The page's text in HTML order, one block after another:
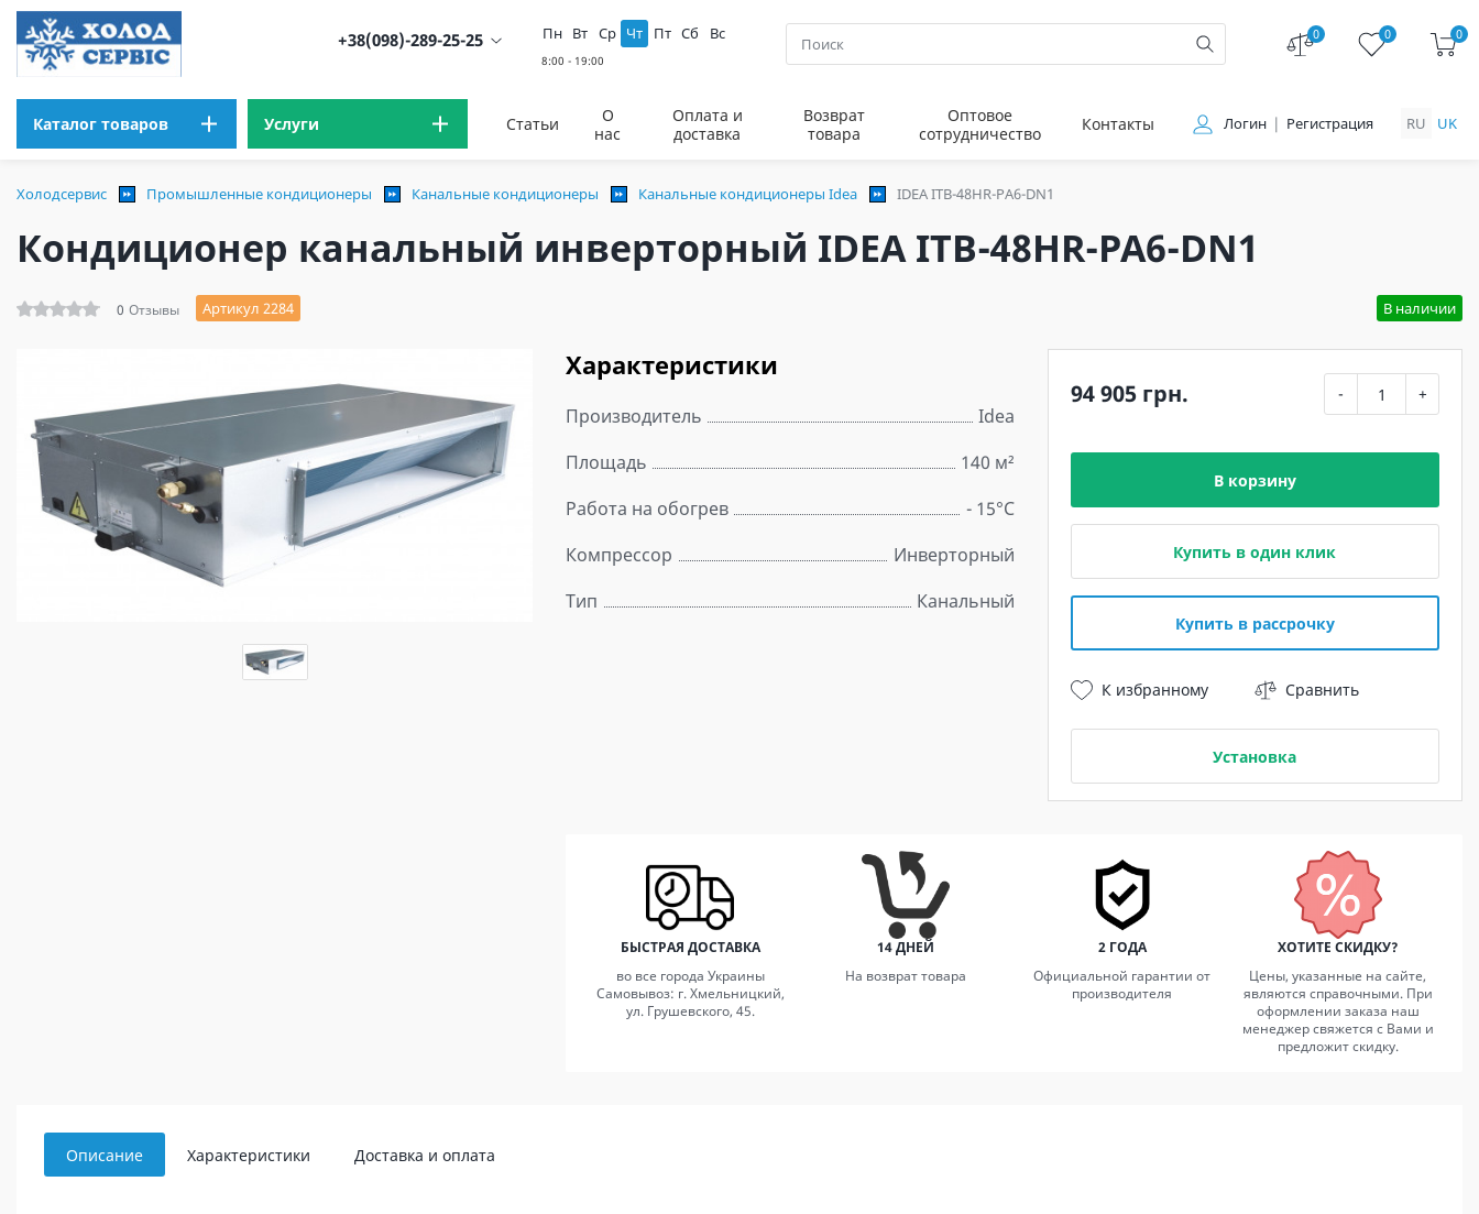
+38(098)-289-25-25 Пн Вт Ср Чт Пт Сб Вс 0 0 0
Каталог товаров Услуги Статьи
О
нас
Оплата и
доставка
Возврат
товара
Оптовое
сотрудничество
Контакты Логин Регистрация RU UK
Холодсервис Промышленные кондиционеры Канальные кондиционеры Канальные кондиционеры Idea IDEA ITB-48HR-PA6-DN1
Кондиционер канальный инверторный IDEA ITB-48HR-PA6-DN1
0 Отзывы Артикул 2284 В наличии
Характеристики
Производитель
Idea
Площадь
140 м²
Работа на обогрев
- 15°С
Компрессор
Инверторный
Тип
Канальный
94 905 грн. - +
В корзину
Купить в один клик
Купить в рассрочку
К избранному Сравнить
Установка
БЫСТРАЯ ДОСТАВКА
во все города Украины
Самовывоз: г. Хмельницкий,
ул. Грушевского, 45.
14 ДНЕЙ
На возврат товара
2 ГОДА
Официальной гарантии от
производителя
ХОТИТЕ СКИДКУ?
Цены, указанные на сайте,
являются справочными. При
оформлении заказа наш
менеджер свяжется с Вами и
предложит скидку.
Описание Характеристики Доставка и оплата